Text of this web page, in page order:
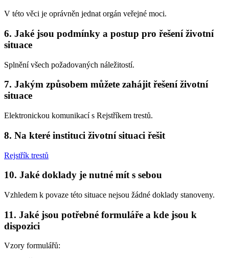
V této věci je oprávněn jednat orgán veřejné moci.
6. Jaké jsou podmínky a postup pro řešení životní
situace
Splnění všech požadovaných náležitostí.
7. Jakým způsobem můžete zahájit řešení životní
situace
Elektronickou komunikací s Rejstříkem trestů.
8. Na které instituci životní situaci řešit
Rejstřík trestů
10. Jaké doklady je nutné mít s sebou
Vzhledem k povaze této situace nejsou žádné doklady stanoveny.
11. Jaké jsou potřebné formuláře a kde jsou k
dispozici
Vzory formulářů: